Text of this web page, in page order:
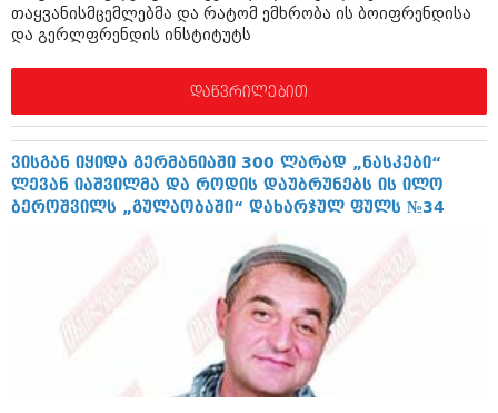
აგვისტო 2017 (212)
ივლისი 2017 (233)
ივნისი 2017 (265)
მაისი 2017 (216)
აპრილი 2017 (220)
მარტი 2017 (212)
თებერვალი 2017 (205)
იანვარი 2017 (246)
დეკემბერი 2016 (207)
ნოემბერი 2016 (207)
სექტემბერი 2016 (224)
აგვისტო 2016 (258)
ივლისი 2016 (211)
ივნისი 2016 (221)
მაისი 2016 (261)
აპრილი 2016 (215)
მარტი 2016 (200)
თაყვანისმცემლებმა და რატომ ემხრობა ის ბოიფრენდისა
და გერლფრენდის ინსტიტუტს
დაწვრილებით
ვისგან იყიდა გერმანიაში 300 ლარად „ნასკები“
ლევან იაშვილმა და როდის დაუბრუნებს ის ილო
ბეროშვილს „გულაობაში“ დახარჯულ ფულს №34